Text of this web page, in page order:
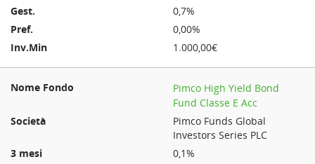
0,7%
0,00%
1.000,00€
Pimco High Yield Bond
Fund Classe E Acc
Pimco Funds Global
Investors Series PLC
0,1%